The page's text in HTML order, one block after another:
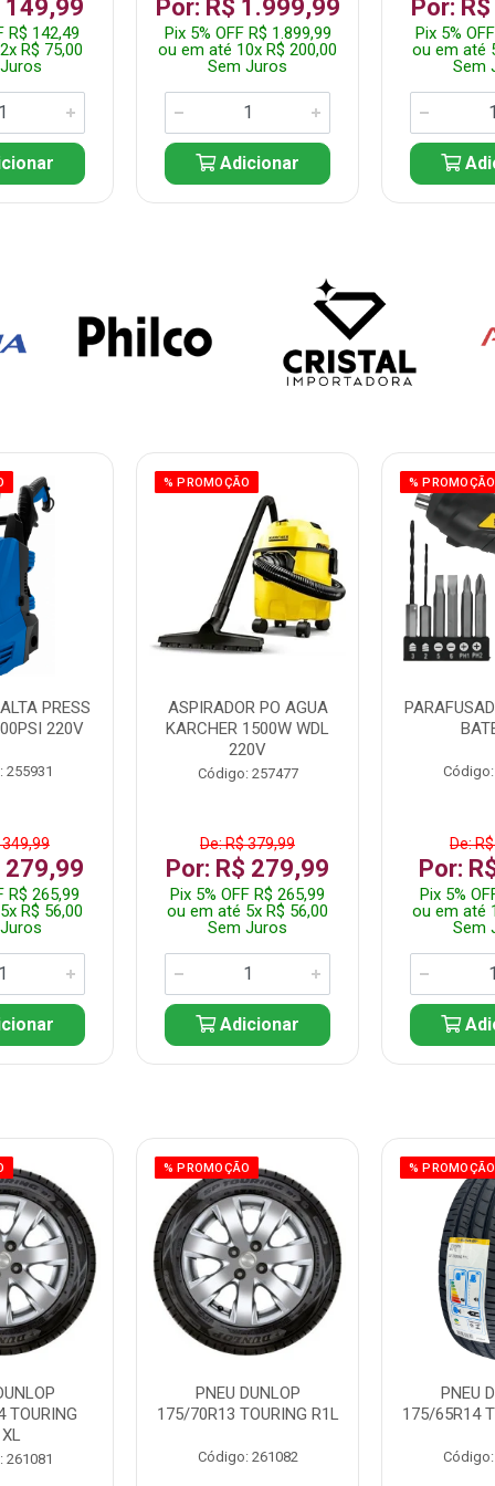
149,99
R$ 142,49
R$ 75,00
Por: R$ 1.999,99
Pix 5% OFF R$ 1.899,99
ou em até 10x R$ 200,00
Sem Juros
Adicionar
Por:
Pix 5%
ou em até
Sem
PRESS
220V
255931
349,99
279,99
R$ 265,99
R$ 56,00
% PROMOÇÃO
ASPIRADOR PO AGUA
KARCHER 1500W WDL
220V
Código: 257477
De: R$ 379,99
Por: R$ 279,99
Pix 5% OFF R$ 265,99
ou em até 5x R$ 56,00
Sem Juros
Adicionar
% PROMOÇÃO
De:
Por:
Pix 5%
ou em até
Sem
TOURING
261081
% PROMOÇÃO
PNEU DUNLOP
175/70R13 TOURING R1L
Código: 261082
% PROMOÇÃO
PNEU
175/65R14